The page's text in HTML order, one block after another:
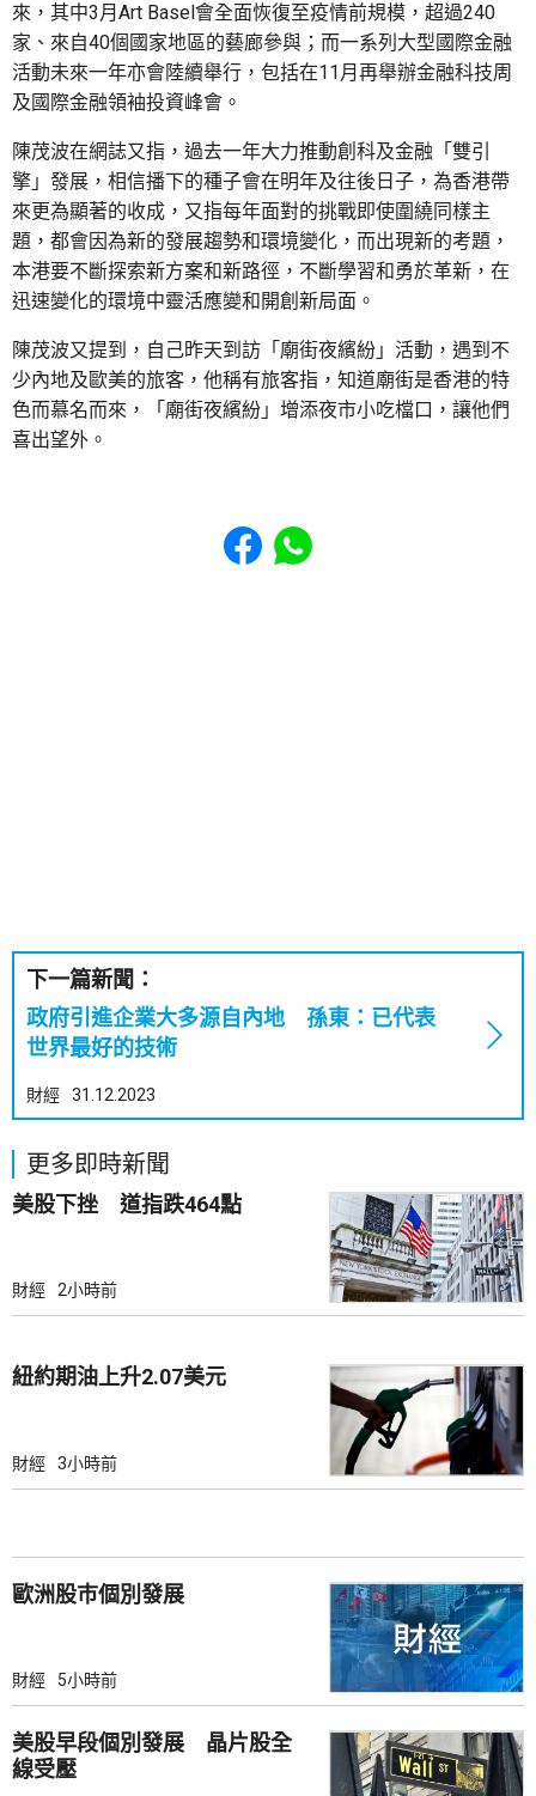
來，其中3月Art Basel會全面恢復至疫情前規模，超過240
家、來自40個國家地區的藝廊參與；而一系列大型國際金融
活動未來一年亦會陸續舉行，包括在11月再舉辦金融科技周
及國際金融領袖投資峰會。
陳茂波在網誌又指，過去一年大力推動創科及金融「雙引
擎」發展，相信播下的種子會在明年及往後日子，為香港帶
來更為顯著的收成，又指每年面對的挑戰即使圍繞同樣主
題，都會因為新的發展趨勢和環境變化，而出現新的考題，
本港要不斷探索新方案和新路徑，不斷學習和勇於革新，在
迅速變化的環境中靈活應變和開創新局面。
陳茂波又提到，自己昨天到訪「廟街夜繽紛」活動，遇到不
少內地及歐美的旅客，他稱有旅客指，知道廟街是香港的特
色而慕名而來，「廟街夜繽紛」增添夜市小吃檔口，讓他們
喜出望外。
Share to Facebook
Share to WhatsApp
下一篇新聞：
政府引進企業大多源自內地 孫東：已代表
世界最好的技術
財經 31.12.2023
更多即時新聞
美股下挫 道指跌464點
財經 2小時前
紐約期油上升2.07美元
財經 3小時前
歐洲股巿個別發展
財經 5小時前
美股早段個別發展 晶片股全
線受壓